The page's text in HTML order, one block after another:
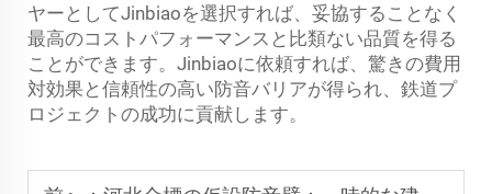
ヤーとしてJinbiaoを選択すれば、妥協することなく
最高のコストパフォーマンスと比類ない品質を得る
ことができます。Jinbiaoに依頼すれば、驚きの費用
対効果と信頼性の高い防音バリアが得られ、鉄道プ
ロジェクトの成功に貢献します。